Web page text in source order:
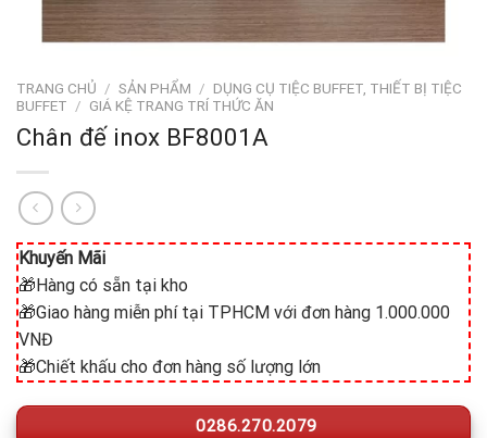
TRANG CHỦ / SẢN PHẨM / DỤNG CỤ TIỆC BUFFET, THIẾT BỊ TIỆC
BUFFET / GIÁ KỆ TRANG TRÍ THỨC ĂN
Chân đế inox BF8001A
Khuyến Mãi
🎁Hàng có sẵn tại kho
🎁Giao hàng miễn phí tại TPHCM với đơn hàng 1.000.000
VNĐ
🎁Chiết khấu cho đơn hàng số lượng lớn
0286.270.2079